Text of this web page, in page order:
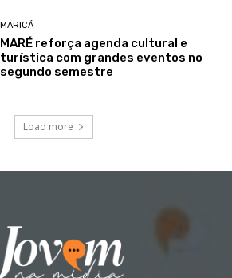
MARICÁ
MARÉ reforça agenda cultural e
turística com grandes eventos no
segundo semestre
Load more